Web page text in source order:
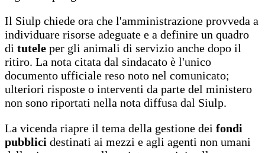
Il Siulp chiede ora che l'amministrazione provveda a
individuare risorse adeguate e a definire un quadro
di tutele per gli animali di servizio anche dopo il
ritiro. La nota citata dal sindacato è l'unico
documento ufficiale reso noto nel comunicato;
ulteriori risposte o interventi da parte del ministero
non sono riportati nella nota diffusa dal Siulp.
La vicenda riapre il tema della gestione dei fondi
pubblici destinati ai mezzi e agli agenti non umani